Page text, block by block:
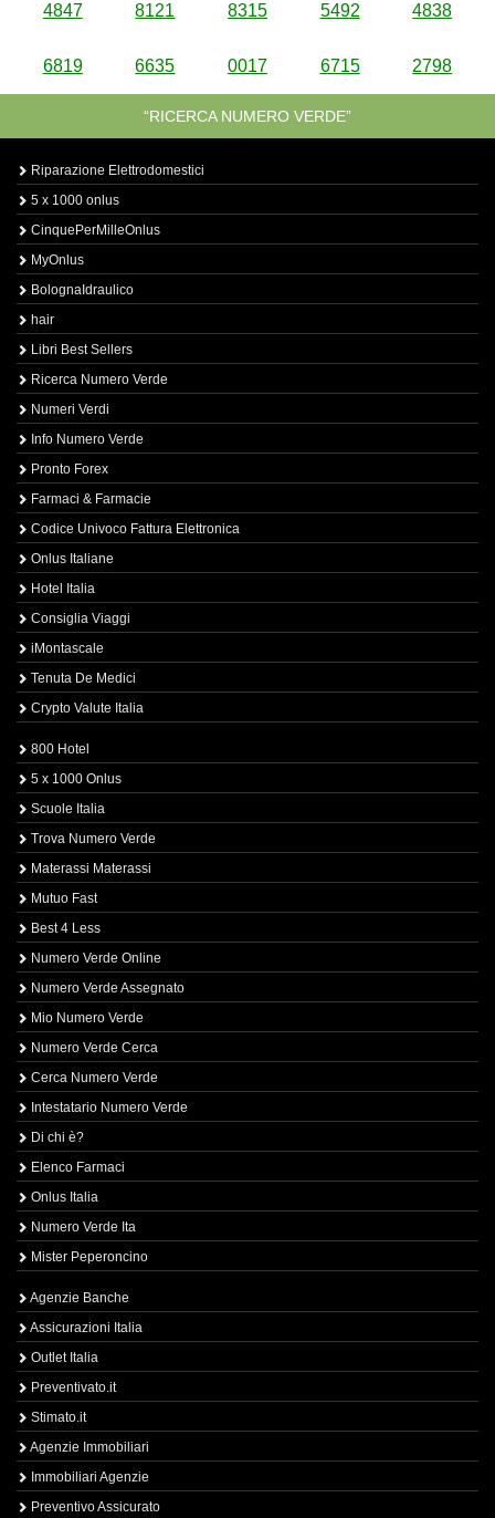
4847 8121 8315 5492 4838
6819 6635 0017 6715 2798
“RICERCA NUMERO VERDE”
Riparazione Elettrodomestici
5 x 1000 onlus
CinquePerMilleOnlus
MyOnlus
BolognaIdraulico
hair
Libri Best Sellers
Ricerca Numero Verde
Numeri Verdi
Info Numero Verde
Pronto Forex
Farmaci & Farmacie
Codice Univoco Fattura Elettronica
Onlus Italiane
Hotel Italia
Consiglia Viaggi
iMontascale
Tenuta De Medici
Crypto Valute Italia
800 Hotel
5 x 1000 Onlus
Scuole Italia
Trova Numero Verde
Materassi Materassi
Mutuo Fast
Best 4 Less
Numero Verde Online
Numero Verde Assegnato
Mio Numero Verde
Numero Verde Cerca
Cerca Numero Verde
Intestatario Numero Verde
Di chi è?
Elenco Farmaci
Onlus Italia
Numero Verde Ita
Mister Peperoncino
Agenzie Banche
Assicurazioni Italia
Outlet Italia
Preventivato.it
Stimato.it
Agenzie Immobiliari
Immobiliari Agenzie
Preventivo Assicurato